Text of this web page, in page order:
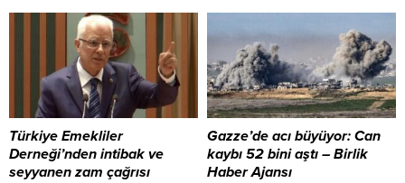
Türkiye Emekliler
Derneği’nden intibak ve
seyyanen zam çağrısı
Gazze’de acı büyüyor: Can
kaybı 52 bini aştı – Birlik
Haber Ajansı